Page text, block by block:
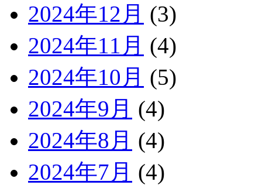
2024年12月 (3)
2024年11月 (4)
2024年10月 (5)
2024年9月 (4)
2024年8月 (4)
2024年7月 (4)